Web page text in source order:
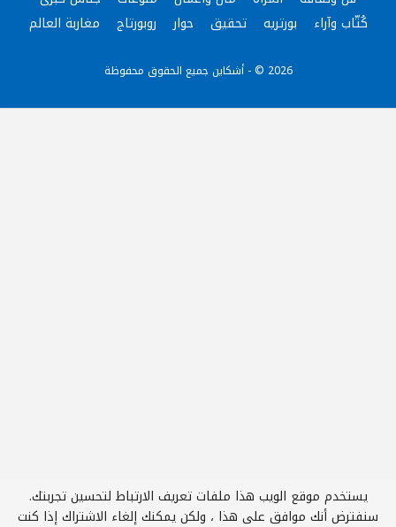
كُتّاب وآراء
بورتريه تحقيق حوار روبورتاج مغاربة العالم
2026 © - أشكاين جميع الحقوق محفوظة
يستخدم موقع الويب هذا ملفات تعريف الارتباط لتحسين تجربتك.
سنفترض أنك موافق على هذا ، ولكن يمكنك إلغاء الاشتراك إذا كنت